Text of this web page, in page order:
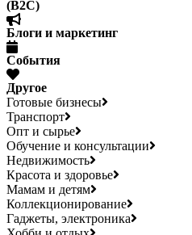
(B2C)
Блоги и маркетинг
События
Другое
Готовые бизнесы
Транспорт
Опт и сырье
Обучение и консультации
Недвижимость
Красота и здоровье
Мамам и детям
Коллекционирование
Гаджеты, электроника